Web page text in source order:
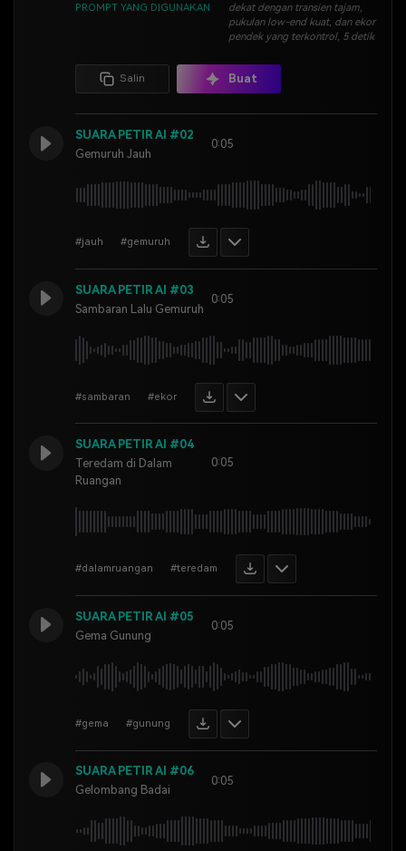
PROMPT YANG DIGUNAKAN
dekat dengan transien tajam,
pukulan low-end kuat, dan ekor
pendek yang terkontrol, 5 detik
Salin Buat
SUARA PETIR AI #02
Gemuruh Jauh
0:05
#jauh #gemuruh
SUARA PETIR AI #03
Sambaran Lalu Gemuruh
0:05
#sambaran #ekor
SUARA PETIR AI #04
Teredam di Dalam
Ruangan
0:05
#dalamruangan #teredam
SUARA PETIR AI #05
Gema Gunung
0:05
#gema #gunung
SUARA PETIR AI #06
Gelombang Badai
0:05